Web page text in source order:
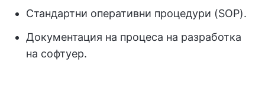
Стандартни оперативни процедури (SOP).
Документация на процеса на разработка
на софтуер.